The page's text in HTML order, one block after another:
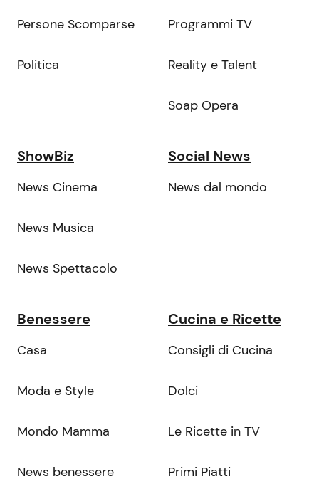
Persone Scomparse
Politica
Programmi TV
Reality e Talent
Soap Opera
ShowBiz
News Cinema
News Musica
News Spettacolo
Social News
News dal mondo
Benessere
Casa
Moda e Style
Mondo Mamma
News benessere
Cucina e Ricette
Consigli di Cucina
Dolci
Le Ricette in TV
Primi Piatti